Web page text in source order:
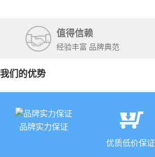
值得信赖
经验丰富 品牌典范
我们的优势
品牌实力保证
优质低价保证